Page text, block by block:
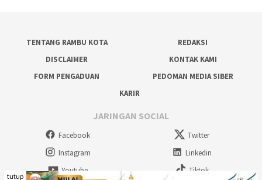
TENTANG RAMBU KOTA
REDAKSI
DISCLAIMER
KONTAK KAMI
FORM PENGADUAN
PEDOMAN MEDIA SIBER
KARIR
JARINGAN SOCIAL
Facebook
Twitter
Instagram
Linkedin
Youtube
Tiktok
tutup